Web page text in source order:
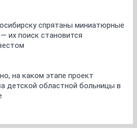
спрятаны миниатюрные
их поиск становится
на каком этапе проект
детской областной больницы в